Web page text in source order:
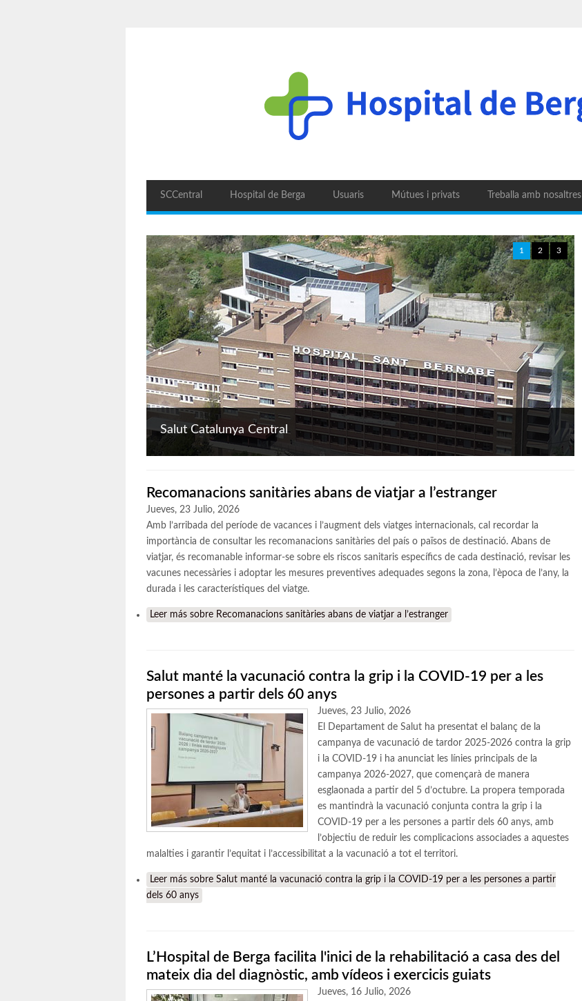
SCCentral Hospital de Berga Usuaris Mútues i privats Treballa amb nosaltres
Salut Catalunya Central
1 2 3
Recomanacions sanitàries abans de viatjar a l’estranger
Jueves, 23 Julio, 2026
Amb l’arribada del període de vacances i l’augment dels viatges internacionals, cal recordar la
importància de consultar les recomanacions sanitàries del país o països de destinació. Abans de
viatjar, és recomanable informar-se sobre els riscos sanitaris específics de cada destinació, revisar les
vacunes necessàries i adoptar les mesures preventives adequades segons la zona, l’època de l’any, la
durada i les característiques del viatge.
Leer más sobre Recomanacions sanitàries abans de viatjar a l’estranger
Salut manté la vacunació contra la grip i la COVID-19 per a les
persones a partir dels 60 anys
Jueves, 23 Julio, 2026
El Departament de Salut ha presentat el balanç de la
campanya de vacunació de tardor 2025-2026 contra la grip
i la COVID-19 i ha anunciat les línies principals de la
campanya 2026-2027, que començarà de manera
esglaonada a partir del 5 d’octubre. La propera temporada
es mantindrà la vacunació conjunta contra la grip i la
COVID-19 per a les persones a partir dels 60 anys, amb
l’objectiu de reduir les complicacions associades a aquestes
malalties i garantir l’equitat i l’accessibilitat a la vacunació a tot el territori.
Leer más sobre Salut manté la vacunació contra la grip i la COVID-19 per a les persones a partir
dels 60 anys
L’Hospital de Berga facilita l'inici de la rehabilitació a casa des del
mateix dia del diagnòstic, amb vídeos i exercicis guiats
Jueves, 16 Julio, 2026